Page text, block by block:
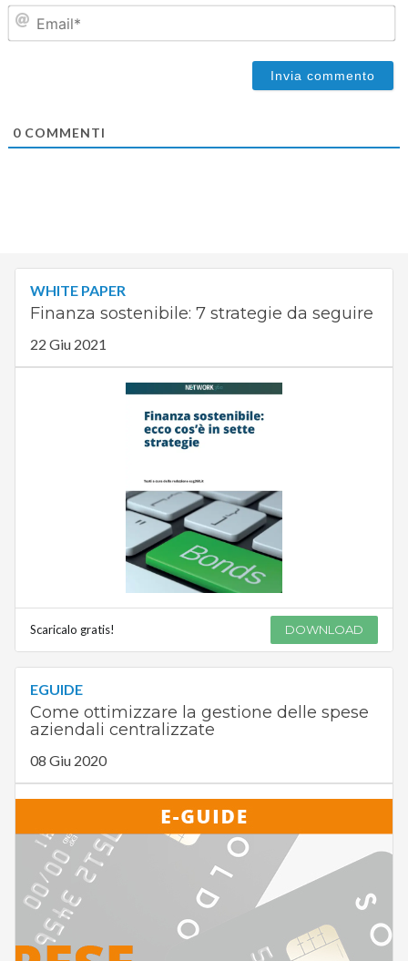
0COMMENTI
WHITE PAPER
Finanza sostenibile: 7 strategie da seguire
22 Giu 2021
Scaricalo gratis! DOWNLOAD
EGUIDE
Come ottimizzare la gestione delle spese
aziendali centralizzate
08 Giu 2020